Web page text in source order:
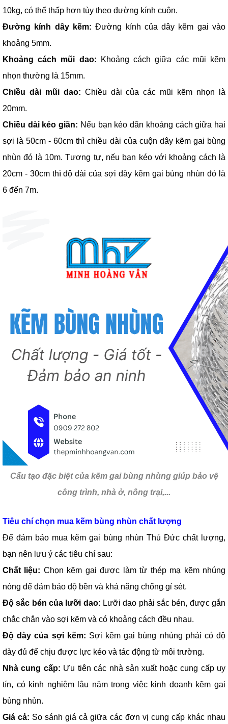
10kg, có thể thấp hơn tùy theo đường kính cuộn.
Đường kính dây kẽm: Đường kính của dây kẽm gai vào
khoảng 5mm.
Khoảng cách mũi dao: Khoảng cách giữa các mũi kẽm
nhọn thường là 15mm.
Chiều dài mũi dao: Chiều dài của các mũi kẽm nhọn là
20mm.
Chiều dài kéo giãn: Nếu bạn kéo dãn khoảng cách giữa hai
sợi là 50cm - 60cm thì chiều dài của cuộn dây kẽm gai bùng
nhùn đó là 10m. Tương tự, nếu bạn kéo với khoảng cách là
20cm - 30cm thì độ dài của sợi dây kẽm gai bùng nhùn đó là
6 đến 7m.
Cấu tạo đặc biệt của kẽm gai bùng nhùng giúp bảo vệ
công trình, nhà ở, nông trại,...
Tiêu chí chọn mua kẽm bùng nhùn chất lượng
Để đảm bảo mua kẽm gai bùng nhùn Thủ Đức chất lượng,
bạn nên lưu ý các tiêu chí sau:
Chất liệu: Chọn kẽm gai được làm từ thép mạ kẽm nhúng
nóng để đảm bảo độ bền và khả năng chống gỉ sét.
Độ sắc bén của lưỡi dao: Lưỡi dao phải sắc bén, được gắn
chắc chắn vào sợi kẽm và có khoảng cách đều nhau.
Độ dày của sợi kẽm: Sợi kẽm gai bùng nhùng phải có độ
dày đủ để chịu được lực kéo và tác động từ môi trường.
Nhà cung cấp: Ưu tiên các nhà sản xuất hoặc cung cấp uy
tín, có kinh nghiệm lâu năm trong việc kinh doanh kẽm gai
bùng nhùn.
Giá cả: So sánh giá cả giữa các đơn vị cung cấp khác nhau